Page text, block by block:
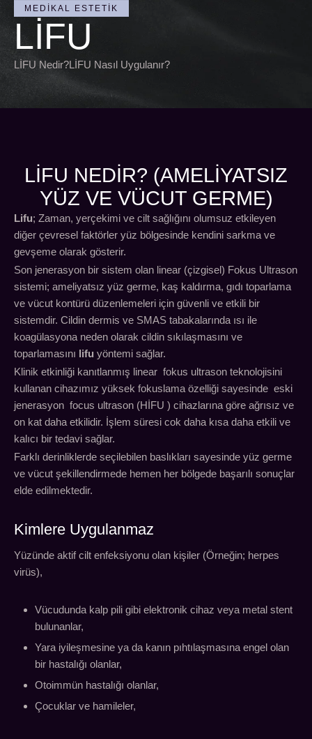
MEDIKAL ESTETIK
LİFU
LİFU Nedir?LİFU Nasıl Uygulanır?
LIFU NEDIR? (AMELIYATSIZ
YÜZ VE VÜCUT GERME)
Lifu; Zaman, yerçekimi ve cilt sağlığını olumsuz etkileyen
diğer çevresel faktörler yüz bölgesinde kendini sarkma ve
gevşeme olarak gösterir.
Son jenerasyon bir sistem olan linear (çizgisel) Fokus Ultrason
sistemi; ameliyatsız yüz germe, kaş kaldırma, gıdı toparlama
ve vücut kontürü düzenlemeleri için güvenli ve etkili bir
sistemdir. Cildin dermis ve SMAS tabakalarında ısı ile
koagülasyona neden olarak cildin sıkılaşmasını ve
toparlamasını lifu yöntemi sağlar.
Klinik etkinliği kanıtlanmış linear fokus ultrason teknolojisini
kullanan cihazımız yüksek fokuslama özelliği sayesinde eski
jenerasyon focus ultrason (HİFU ) cihazlarına göre ağrısız ve
on kat daha etkilidir. İşlem süresi cok daha kısa daha etkili ve
kalıcı bir tedavi sağlar.
Farklı derinliklerde seçilebilen baslıkları sayesinde yüz germe
ve vücut şekillendirmede hemen her bölgede başarılı sonuçlar
elde edilmektedir.
Kimlere Uygulanmaz
Yüzünde aktif cilt enfeksiyonu olan kişiler (Örneğin; herpes
virüs),
Vücudunda kalp pili gibi elektronik cihaz veya metal stent
bulunanlar,
Yara iyileşmesine ya da kanın pıhtılaşmasına engel olan
bir hastalığı olanlar,
Otoimmün hastalığı olanlar,
Çocuklar ve hamileler,